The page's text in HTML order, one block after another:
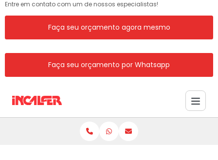
Entre em contato com um de nossos especialistas!
Faça seu orçamento agora mesmo
Faça seu orçamento por Whatsapp